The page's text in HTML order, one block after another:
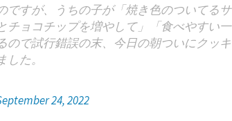
すが、うちの子が「焼き色のついてるサ
チョコチップを増やして」「食べやすい一
で試行錯誤の末、今日の朝ついにクッキ
た。
24, 2022